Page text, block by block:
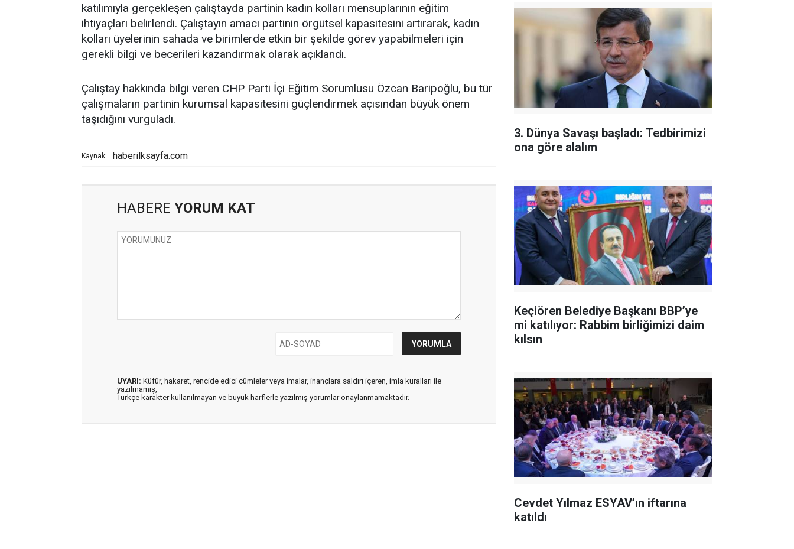
katılımıyla gerçekleşen çalıştayda partinin kadın kolları mensuplarının eğitim
ihtiyaçları belirlendi. Çalıştayın amacı partinin örgütsel kapasitesini artırarak, kadın
kolları üyelerinin sahada ve birimlerde etkin bir şekilde görev yapabilmeleri için
gerekli bilgi ve becerileri kazandırmak olarak açıklandı.
Çalıştay hakkında bilgi veren CHP Parti İçi Eğitim Sorumlusu Özcan Baripoğlu, bu tür
çalışmaların partinin kurumsal kapasitesini güçlendirmek açısından büyük önem
taşıdığını vurguladı.
Kaynak: haberilksayfa.com
HABERE YORUM KAT
UYARI: Küfür, hakaret, rencide edici cümleler veya imalar, inançlara saldırı içeren, imla kuralları ile
yazılmamış,
Türkçe karakter kullanılmayan ve büyük harflerle yazılmış yorumlar onaylanmamaktadır.
3. Dünya Savaşı başladı: Tedbirimizi
ona göre alalım
Keçiören Belediye Başkanı BBP’ye
mi katılıyor: Rabbim birliğimizi daim
kılsın
Cevdet Yılmaz ESYAV’ın iftarına
katıldı